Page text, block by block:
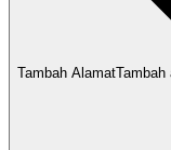
Tambah AlamatTambah